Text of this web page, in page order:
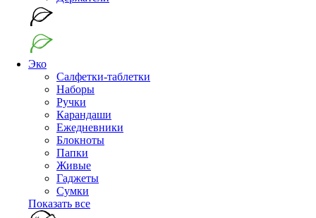
Эко
Салфетки-таблетки
Наборы
Ручки
Карандаши
Ежедневники
Блокноты
Папки
Живые
Гаджеты
Сумки
Показать все